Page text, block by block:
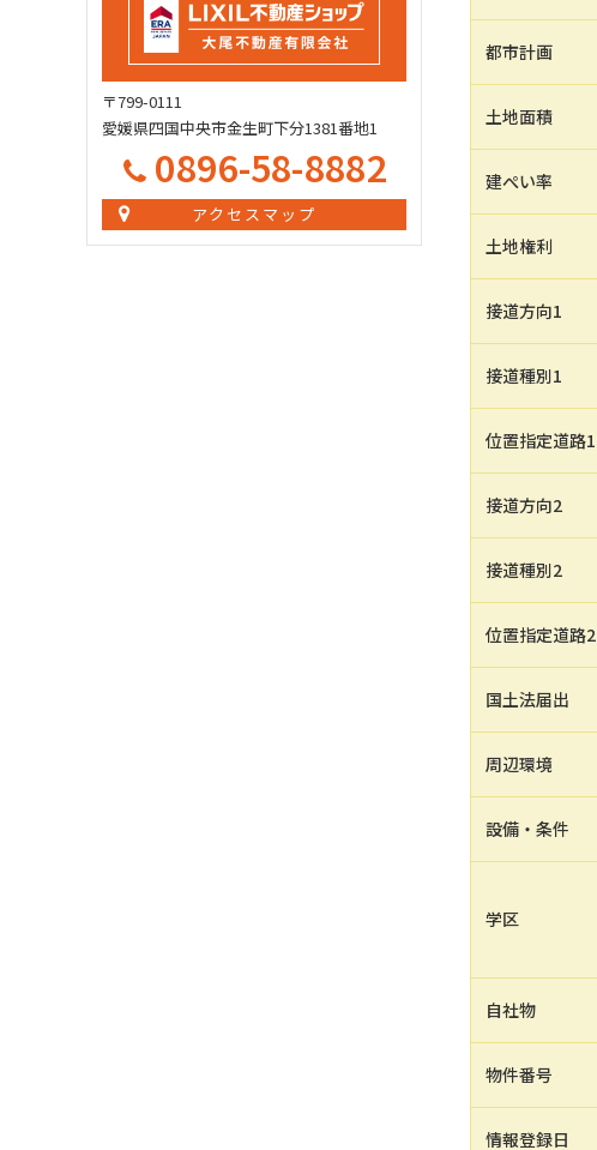
都市計画
土地面積
建ぺい率
土地権利
接道方向1
接道種別1
位置指定道路1
接道方向2
接道種別2
位置指定道路2
国土法届出
周辺環境
設備・条件
学区
自社物
物件番号
情報登録日
〒799-0111
愛媛県四国中央市金生町下分1381番地1
0896-58-8882
アクセスマップ